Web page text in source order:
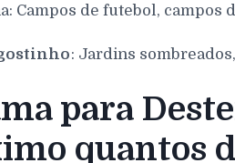
Campos de futebol,
: Jardins
para
quantos